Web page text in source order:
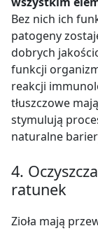
Bez nich ich
patogeny
dobrych
funkcji
reakcji
tłuszczowe
stymulują
naturalne
4.
ratunek
Zioła mają